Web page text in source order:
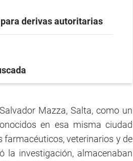
derivas autoritarias
Mazza, Salta, como un
en esa misma ciudad
veterinarios y de
la investigación, almacenaban